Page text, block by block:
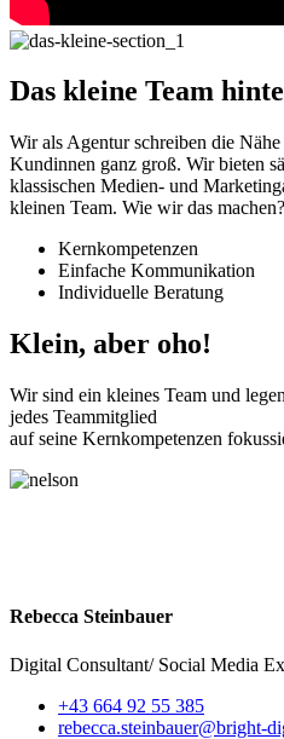
Das kleine Team
Wir als Agentur schreiben die
Kundinnen ganz groß. Wir bieten
klassischen Medien- und
kleinen Team. Wie wir das machen?
Kernkompetenzen
Einfache Kommunikation
Individuelle Beratung
Klein, aber oho!
Wir sind ein kleines Team und
jedes Teammitglied
auf seine Kernkompetenzen
Rebecca Steinbauer
Digital Consultant/ Social Media
+43 664 92 55 385
rebecca.steinbauer@bright-